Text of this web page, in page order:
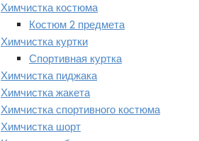
Химчистка костюма
Костюм 2 предмета
Химчистка куртки
Спортивная куртка
Химчистка пиджака
Химчистка жакета
Химчистка спортивного костюма
Химчистка шорт